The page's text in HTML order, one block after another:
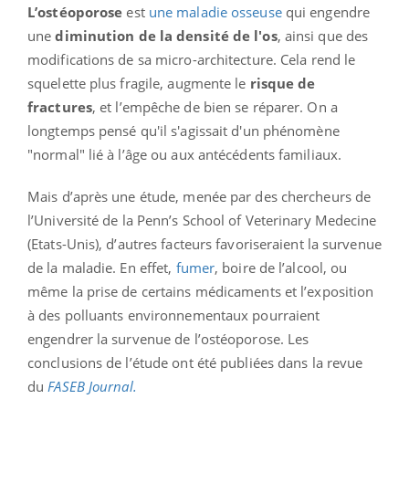
L’ostéoporose est une maladie osseusequi engendre
unediminution de la densité de l'os, ainsi que des
modifications de sa micro-architecture. Cela rend le
squelette plus fragile, augmente le risque de
fractures, et l’empêche de bien se réparer. On a
longtemps pensé qu'il s'agissait d'un phénomène
"normal" lié à l’âge ou aux antécédents familiaux.
Mais d’après une étude, menée par des chercheurs de
l’Université de la Penn’s School of Veterinary Medecine
(Etats-Unis), d’autres facteurs favoriseraient la survenue
de la maladie. En effet, fumer, boire de l’alcool, ou
même la prise de certains médicaments et l’exposition
à des polluants environnementaux pourraient
engendrer la survenue de l’ostéoporose. Les
conclusions de l’étude ont été publiées dans la revue
duFASEB Journal.